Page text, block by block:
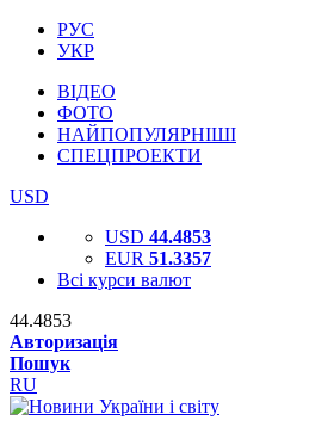
РУС
УКР
ВІДЕО
ФОТО
НАЙПОПУЛЯРНІШІ
СПЕЦПРОЕКТИ
USD
USD 44.4853
EUR 51.3357
Всі курси валют
44.4853
Авторизація
Пошук
RU